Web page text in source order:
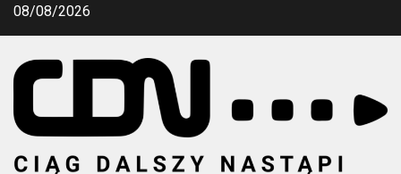
Przejdź
08/08/2026